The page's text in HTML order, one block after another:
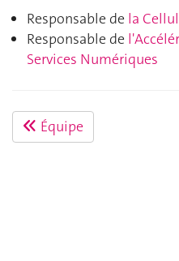
Responsable de la
Responsable de
Services Numériques
Équipe